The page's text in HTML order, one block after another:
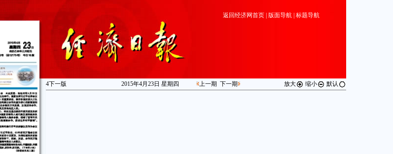
返回经济网首页| 版面导航| 标题导航
4下一版 2015年4月23日 星期 四 上一期 下一期 放大 缩小 默认